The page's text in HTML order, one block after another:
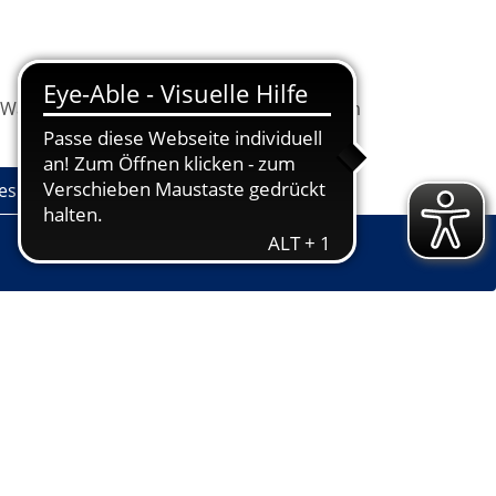
Warenkorb Information Programm
Grundbildung Jugendkunstschule